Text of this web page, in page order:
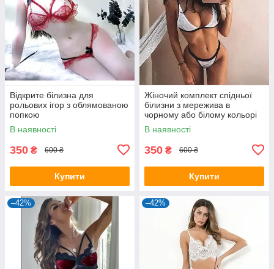
Відкрите білизна для
рольових ігор з облямованою
попкою
В наявності
350 ₴ 600 ₴
Купити
Жіночий комплект спідньої
білизни з мережива в
чорному або білому кольорі
В наявності
350 ₴ 600 ₴
Купити
–42% –42%